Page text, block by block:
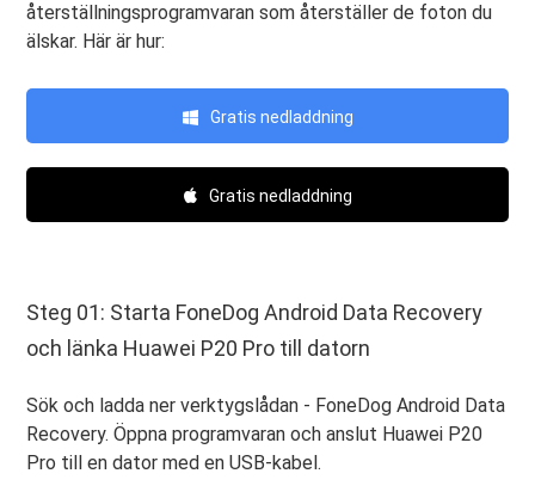
återställningsprogramvaran som återställer de foton du
älskar. Här är hur:
Gratis nedladdning
Gratis nedladdning
Steg 01: Starta FoneDog Android Data Recovery
och länka Huawei P20 Pro till datorn
Sök och ladda ner verktygslådan - FoneDog Android Data
Recovery. Öppna programvaran och anslut Huawei P20
Pro till en dator med en USB-kabel.